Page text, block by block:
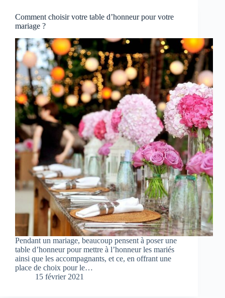
Comment choisir votre table d’honneur pour votre
mariage ?
Pendant un mariage, beaucoup pensent à poser une
table d’honneur pour mettre à l’honneur les mariés
ainsi que les accompagnants, et ce, en offrant une
place de choix pour le…
15 février 2021